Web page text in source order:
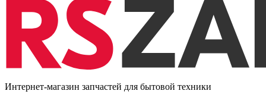
Интернет-магазин запчастей для бытовой техники